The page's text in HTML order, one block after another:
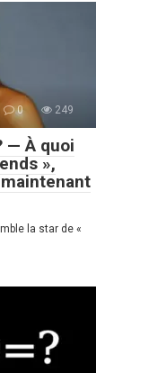
0 249
— À quoi
»,
la star de «